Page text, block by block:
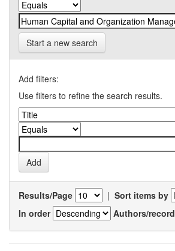
Start a new search
Add filters:
Use filters to refine the search results.
Results/Page | Sort items by
In order
Authors/record